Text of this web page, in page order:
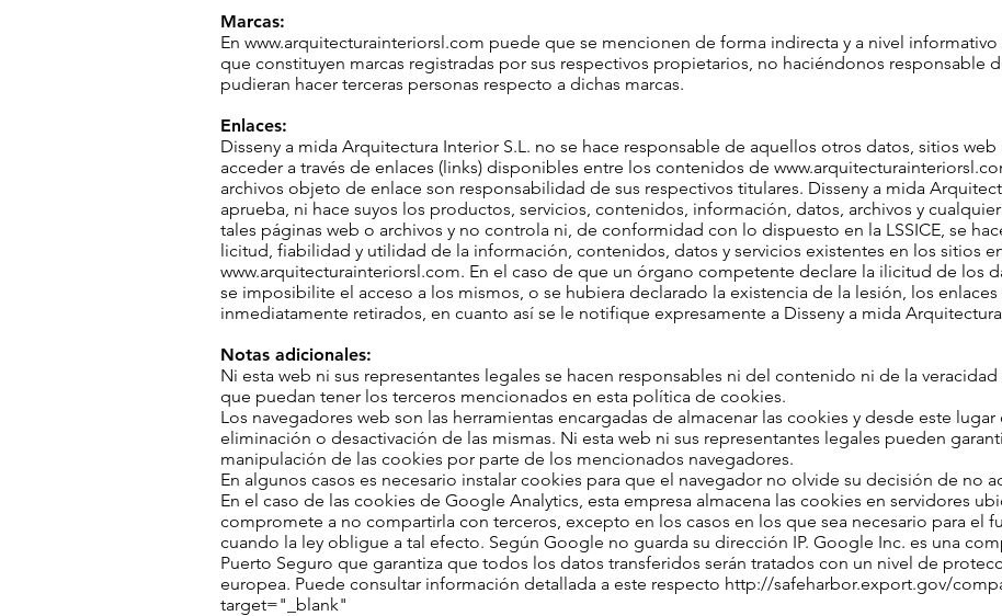
Marcas:
En www.arquitecturainteriorsl.com puede que se mencionen de forma indirecta y a nivel
que constituyen marcas registradas por sus respectivos propietarios, no haciéndonos responsable
pudieran hacer terceras personas respecto a dichas marcas.
Enlaces:
Disseny a mida Arquitectura Interior S.L. no se hace responsable de aquellos otros datos, sitios
acceder a través de enlaces (links) disponibles entre los contenidos de
archivos objeto de enlace son responsabilidad de sus respectivos titulares. Disseny a mida
aprueba, ni hace suyos los productos, servicios, contenidos, información, datos, archivos y
tales páginas web o archivos y no controla ni, de conformidad con lo dispuesto en la LSSICE, se
licitud, fiabilidad y utilidad de la información, contenidos, datos y servicios existentes en los sitios
www.arquitecturainteriorsl.com. En el caso de que un órgano competente declare la ilicitud de los
se imposibilite el acceso a los mismos, o se hubiera declarado la existencia de la lesión, los
inmediatamente retirados, en cuanto así se le notifique expresamente a Disseny a mida
Notas adicionales:
Ni esta web ni sus representantes legales se hacen responsables ni del contenido ni de la
que puedan tener los terceros mencionados en esta política de cookies.
Los navegadores web son las herramientas encargadas de almacenar las cookies y desde este
eliminación o desactivación de las mismas. Ni esta web ni sus representantes legales pueden
manipulación de las cookies por parte de los mencionados navegadores.
En algunos casos es necesario instalar cookies para que el navegador no olvide su decisión de no
En el caso de las cookies de Google Analytics, esta empresa almacena las cookies en servidores
compromete a no compartirla con terceros, excepto en los casos en los que sea necesario para el
cuando la ley obligue a tal efecto. Según Google no guarda su dirección IP. Google Inc. es una
Puerto Seguro que garantiza que todos los datos transferidos serán tratados con un nivel de
europea. Puede consultar información detallada a este respecto http://safeharbor.export.gov/
target="_blank"